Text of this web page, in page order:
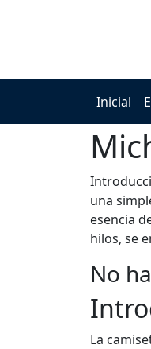
Inicial
una
esencia
hilos, se
No
La